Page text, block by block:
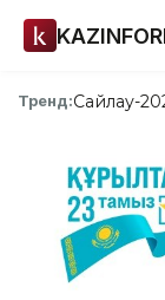
Тренд:Сайлау-